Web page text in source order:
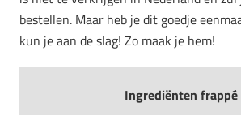
bestellen. Maar heb je dit goedje
kun je aan de slag! Zo maak je hem!
Ingrediënten frappé